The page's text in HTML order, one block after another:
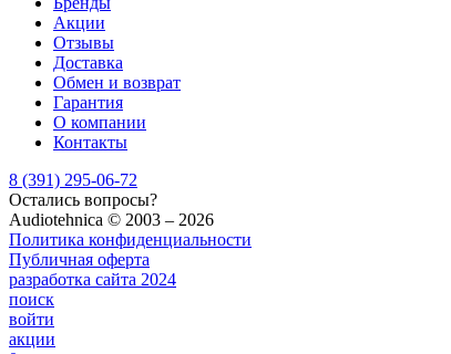
Акции
Отзывы
Доставка
Обмен и возврат
Гарантия
О компании
Контакты
8 (391) 295-06-72
Остались вопросы?
Audiotehnica ©️ 2003 – 2026
Политика конфиденциальности
Публичная оферта
разработка сайта 2024
поиск
войти
акции